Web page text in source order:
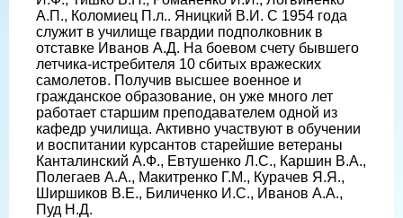
А.П., Коломиец П.л.. Яницкий В.И. С 1954 года
служит в училище гвардии подполковник в
отставке Иванов А.Д. На боевом счету бывшего
летчика-истребителя 10 сбитых вражеских
самолетов. Получив высшее военное и
гражданское образование, он уже много лет
работает старшим преподавателем одной из
кафедр училища. Активно участвуют в обучении
и воспитании курсантов старейшие ветераны
Канталинский А.Ф., Евтушенко Л.С., Каршин В.А.,
Полегаев А.А., Макитренко Г.М., Курачев Я.Я.,
Ширшиков В.Е., Биличенко И.С., Иванов А.А.,
Пуд Н.Д.